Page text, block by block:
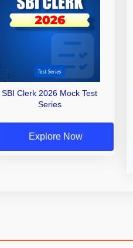
SBI Clerk 2026 Mock Test
Series
Explore Now